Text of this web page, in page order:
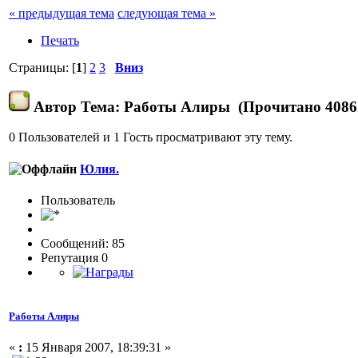
« предыдущая тема следующая тема »
Печать
Страницы: [1] 2 3 Вниз
Автор Тема: Работы Алиры (Прочитано
0 Пользователей и 1 Гость просматривают эту тему.
Юлия.
Пользовaтeль
Сообщений: 85
Репутация 0
Работы Алиры
« : 15 Января 2007, 18:39:31 »